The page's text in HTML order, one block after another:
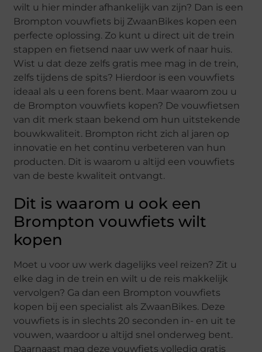
wilt u hier minder afhankelijk van zijn? Dan is een
Brompton vouwfiets bij ZwaanBikes kopen een
perfecte oplossing. Zo kunt u direct uit de trein
stappen en fietsend naar uw werk of naar huis.
Wist u dat deze zelfs gratis mee mag in de trein,
zelfs tijdens de spits? Hierdoor is een vouwfiets
ideaal als u een forens bent. Maar waarom zou u
de Brompton vouwfiets kopen? De vouwfietsen
van dit merk staan bekend om hun uitstekende
bouwkwaliteit. Brompton richt zich al jaren op
innovatie en het continu verbeteren van hun
producten. Dit is waarom u altijd een vouwfiets
van de beste kwaliteit ontvangt.
Dit is waarom u ook een
Brompton vouwfiets wilt
kopen
Moet u voor uw werk dagelijks veel reizen? Zit u
elke dag in de trein en wilt u de reis makkelijk
vervolgen? Ga dan een Brompton vouwfiets
kopen bij een specialist als ZwaanBikes. Deze
vouwfiets is in slechts 20 seconden in- en uit te
vouwen, waardoor u altijd snel onderweg bent.
Daarnaast mag deze vouwfiets volledig gratis